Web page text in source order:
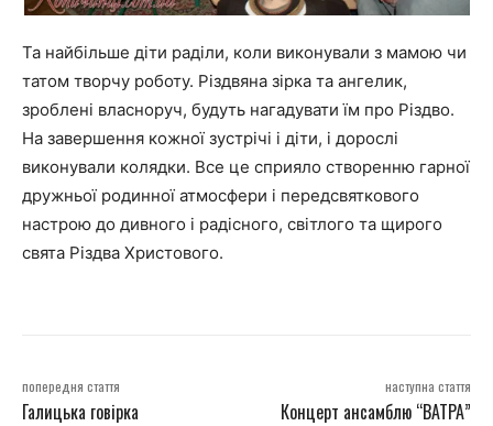
Та найбільше діти раділи, коли виконували з мамою чи
татом творчу роботу. Різдвяна зірка та ангелик,
зроблені власноруч, будуть нагадувати їм про Різдво.
На завершення кожної зустрічі і діти, і дорослі
виконували колядки. Все це сприяло створенню гарної
дружньої родинної атмосфери і передсвяткового
настрою до дивного і радісного, світлого та щирого
свята Різдва Христового.
попередня стаття
Галицька говірка
наступна стаття
Концерт ансамблю “ВАТРА”